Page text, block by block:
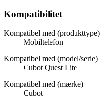
Kompatibilitet
Kompatibel med (produkttype)
Mobiltelefon
Kompatibel med (model/serie)
Cubot Quest Lite
Kompatibel med (mærke)
Cubot